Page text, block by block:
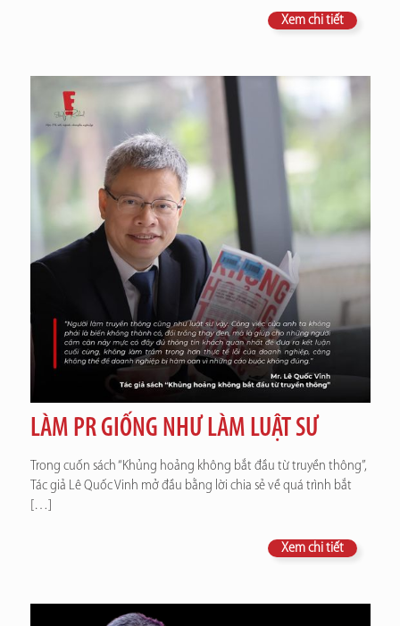
Xem chi tiết
LÀM PR GIỐNG NHƯ LÀM LUẬT SƯ
Trong cuốn sách “Khủng hoảng không bắt đầu từ truyền thông”,
Tác giả Lê Quốc Vinh mở đầu bằng lời chia sẻ về quá trình bắt
[…]
Xem chi tiết